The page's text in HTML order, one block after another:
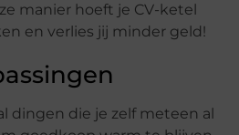
manier hoeft je CV-ketel
en verlies jij minder geld!
dingen die je zelf meteen al